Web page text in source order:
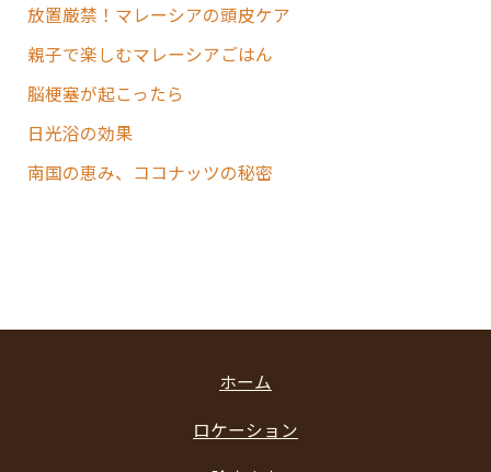
放置厳禁！マレーシアの頭皮ケア
親子で楽しむマレーシアごはん
脳梗塞が起こったら
日光浴の効果
南国の恵み、ココナッツの秘密
ホーム
ロケーション